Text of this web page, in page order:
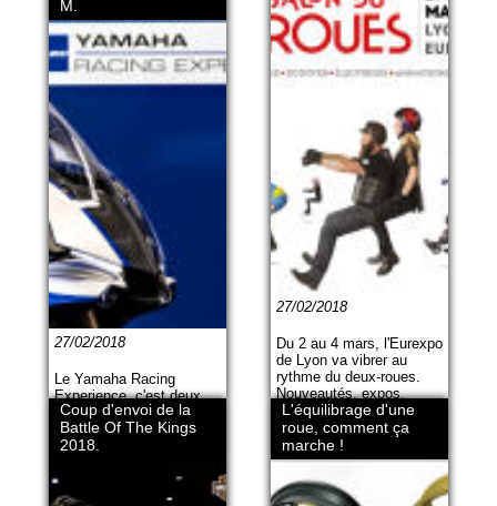
M.
27/02/2018
Le Yamaha Racing
Experience, c'est deux
journées exceptionnelles
de roulage et
d’apprentissage sur le
Silverstone. Avec des
conseils, des pilotes du
27/02/2018
Du 2 au 4 mars, l'Eurexpo
de Lyon va vibrer au
rythme du deux-roues.
Nouveautés, expos,
spectacles, pilotes et
surprises promettent un
évènement très riche
pour ouvrir l'année 2018.
Coup d'envoi de la
Battle Of The Kings
2018.
L'équilibrage d'une
roue, comment ça
marche !